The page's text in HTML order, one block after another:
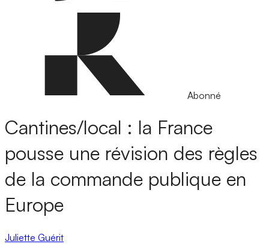
Abonné
Cantines/local : la France
pousse une révision des règles
de la commande publique en
Europe
Juliette Guérit